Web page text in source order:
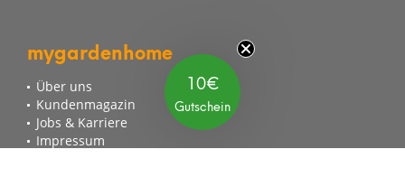
mygardenhome
Über uns
Kundenmagazin
Jobs & Karriere
Impressum
10€
Gutschein